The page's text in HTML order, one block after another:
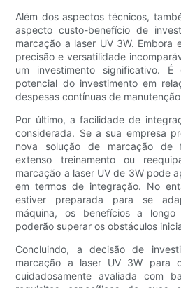
Além dos aspectos técnicos,
aspecto custo-benefício de
marcação a laser UV 3W. Embora
precisão e versatilidade
um investimento significativo.
potencial do investimento em
despesas contínuas de
Por último, a facilidade de
considerada. Se a sua empresa
nova solução de marcação de
extenso treinamento ou
marcação a laser UV de 3W pode
em termos de integração. No
estiver preparada para se
máquina, os benefícios a
poderão superar os obstáculos
Concluindo, a decisão de
marcação a laser UV 3W para
cuidadosamente avaliada com